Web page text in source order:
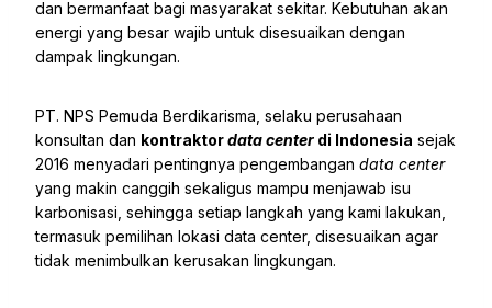
dan bermanfaat bagi masyarakat sekitar. Kebutuhan akan
energi yang besar wajib untuk disesuaikan dengan
dampak lingkungan.
PT. NPS Pemuda Berdikarisma, selaku perusahaan
konsultan dan kontraktordata center di Indonesia sejak
2016 menyadari pentingnya pengembangan data center
yang makin canggih sekaligus mampu menjawab isu
karbonisasi, sehingga setiap langkah yang kami lakukan,
termasuk pemilihan lokasi data center, disesuaikan agar
tidak menimbulkan kerusakan lingkungan.